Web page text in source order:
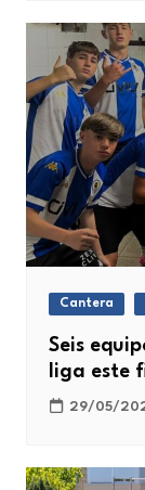
Cantera
Seis
liga este
29/05/